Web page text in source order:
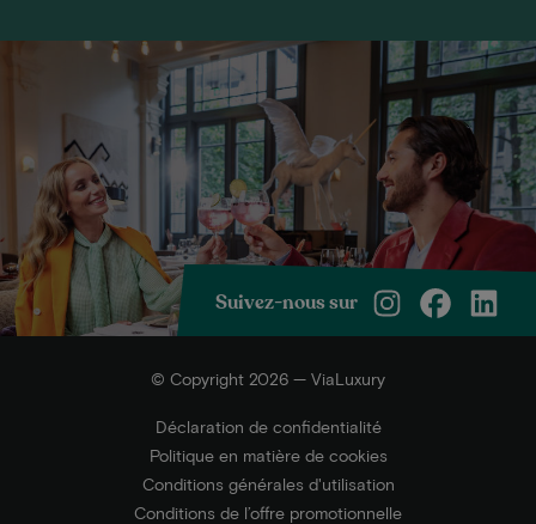
Suivez-nous sur
© Copyright 2026 — ViaLuxury
Déclaration de confidentialité
Politique en matière de cookies
Conditions générales d'utilisation
Conditions de l’offre promotionnelle